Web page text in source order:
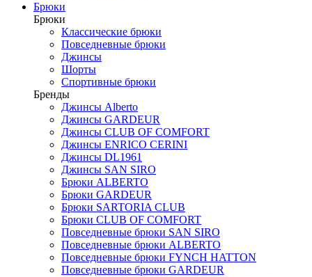
Брюки
Брюки
Классические брюки
Повседневные брюки
Джинсы
Шорты
Спортивные брюки
Бренды
Джинсы Alberto
Джинсы GARDEUR
Джинсы CLUB OF COMFORT
Джинсы ENRICO CERINI
Джинсы DL1961
Джинсы SAN SIRO
Брюки ALBERTO
Брюки GARDEUR
Брюки SARTORIA CLUB
Брюки CLUB OF COMFORT
Повседневные брюки SAN SIRO
Повседневные брюки ALBERTO
Повседневные брюки FYNCH HATTON
Повседневные брюки GARDEUR